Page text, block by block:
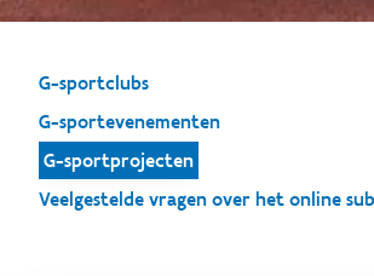
G-sportclubs
G-sportevenementen
G-sportprojecten
Veelgestelde vragen over het online